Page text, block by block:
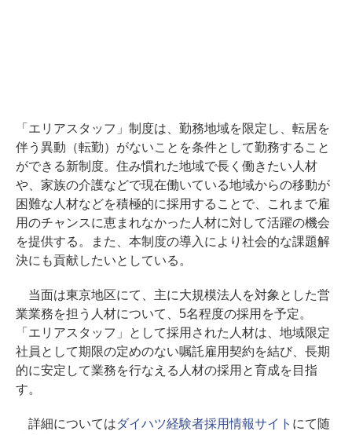
「エリアスタッフ」制度は、勤務地域を限定し、転居を
伴う異動（転勤）がないことを条件として勤務すること
ができる新制度。住み慣れた地域で長く働きたい人材
や、家族の介護などで現在働いている地域からの移動が
困難な人材などを積極的に採用することで、これまで雇
用のチャンスに恵まれなかった人材に対して活躍の機会
を提供する。また、本制度の導入により社会的な課題解
決にも貢献したいとしている。
当面は東京地区にて、主に大規模法人を対象とした営
業業務を担う人材について、5名程度の採用を予定。
「エリアスタッフ」として採用された人材は、地域限定
社員として期限の定めのない嘱託雇用契約を結び、長期
的に安定して業務を行なえる人材の採用と育成を目指
す。
詳細についてはダイハツ経験者採用情報サイト にて随